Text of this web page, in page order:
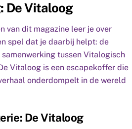
De Vitaloog
van dit magazine leer je over
spel dat je daarbij helpt: de
tussen Vitalogisch
Vitaloog is een escapekoffer die
onderdompelt in de wereld
De Vitaloog